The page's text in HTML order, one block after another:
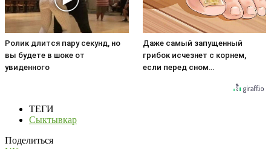
Ролик длится пару секунд, но
вы будете в шоке от
увиденного
Даже самый запущенный
грибок исчезнет с корнем,
если перед сном…
ТЕГИ
Сыктывкар
Поделиться